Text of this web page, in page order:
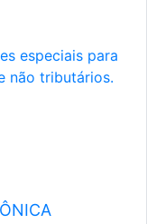
especiais para
não tributários.